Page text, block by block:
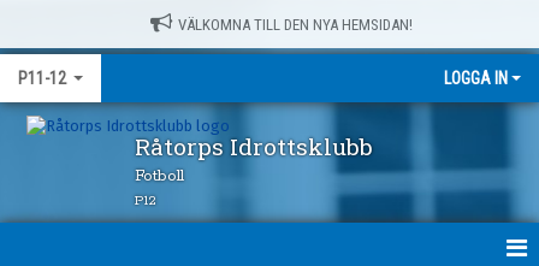
VÄLKOMNA TILL DEN NYA HEMSIDAN!
P11-12 LOGGA IN
Råtorps Idrottsklubb
Fotboll
P12